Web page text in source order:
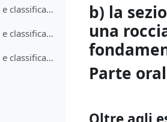
3.1 - Caratteristiche e classificazioni delle rocce magmatiche intrusive
3.2 - Caratteristiche e classificazioni delle rocce magmatiche effusive
3.3 - Caratteristiche e classificazioni delle rocce vulcaniche di attività esplosiva
b) la
una
Parte